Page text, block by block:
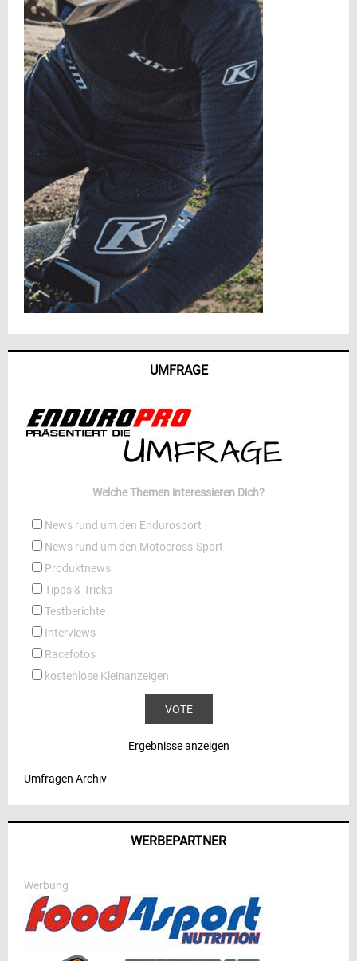
UMFRAGE
Welche Themen interessieren Dich?
News rund um den Endurosport
News rund um den Motocross-Sport
Produktnews
Tipps & Tricks
Testberichte
Interviews
Racefotos
kostenlose Kleinanzeigen
Ergebnisse anzeigen
Umfragen Archiv
WERBEPARTNER
Werbung